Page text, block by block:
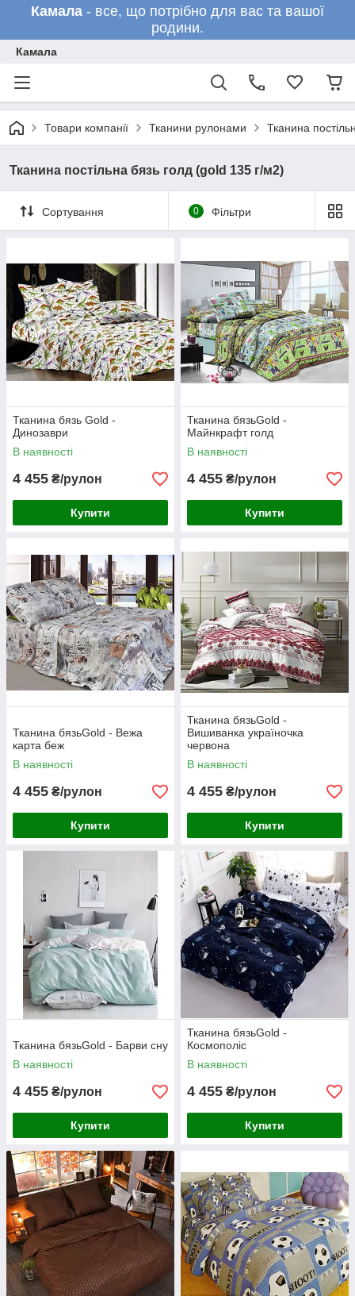
Камала - все, що потрібно для вас та вашої
родини.
Камала
Товари компанії Тканини рулонами Тканина
Тканина постільна бязь голд (gold 135 г/м2)
Сортування 0 Фільтри
Тканина бязь Gold -
Динозаври
В наявності
4 455 ₴/рулон
Купити
Тканина бязьGold -
Майнкрафт голд
В наявності
4 455 ₴/рулон
Купити
Тканина бязьGold - Вежа
карта беж
В наявності
4 455 ₴/рулон
Купити
Тканина бязьGold -
Вишиванка україночка
червона
В наявності
4 455 ₴/рулон
Купити
Тканина бязьGold - Барви сну
В наявності
4 455 ₴/рулон
Купити
Тканина бязьGold -
Космополіс
В наявності
4 455 ₴/рулон
Купити